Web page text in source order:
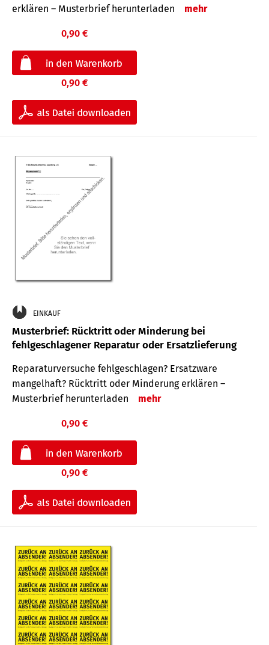
erklären – Musterbrief herunterladen
mehr
0,90 €
0,90 €
EINKAUF
Musterbrief: Rücktritt oder Minderung bei
fehlgeschlagener Reparatur oder Ersatzlieferung
Reparaturversuche fehlgeschlagen? Ersatzware
mangelhaft? Rücktritt oder Minderung erklären –
Musterbrief herunterladen
mehr
0,90 €
0,90 €